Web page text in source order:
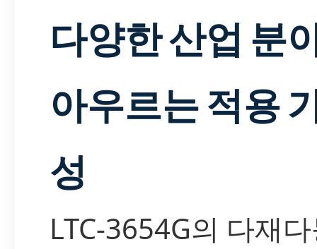
다양한 산업 분
아우르는 적용
성
LTC-3654G의 다재